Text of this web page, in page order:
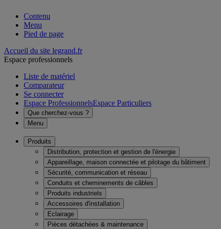
Contenu
Menu
Pied de page
Accueil du site legrand.fr
Espace professionnels
Liste de matériel
Comparateur
Se connecter
Espace ProfessionnelsEspace Particuliers
Que cherchez-vous ?
Menu
Produits
Distribution, protection et gestion de l'énergie
Appareillage, maison connectée et pilotage du bâtiment
Sécurité, communication et réseau
Conduits et cheminements de câbles
Produits industriels
Accessoires d'installation
Eclairage
Pièces détachées & maintenance